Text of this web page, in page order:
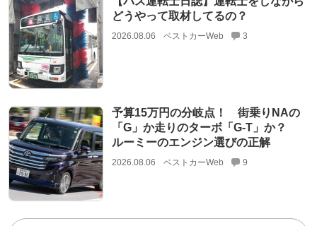
どうやって取材してるの？
2026.08.06 ベストカーWeb 3
予算15万円の分岐点！ 街乗りNAの
「G」か走りのターボ「G-T」か？
ルーミーのエンジン選びの正解
2026.08.06 ベストカーWeb 9